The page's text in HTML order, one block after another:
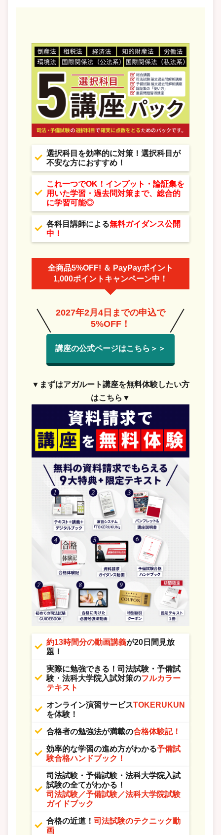
選択科目を効率的に対策！選択科目が
不安な方におすすめ！
これ一つでOK！インプット・論証集を
用いた学習・過去問対策まで、総合的
に学習可能◎
各科目講師による無料ガイダンス公開
中！
全商品5%OFF! ＆ PayPayポイント
1,000ポイントキャンペーン中！
2027年2月4日までの申込で
5%OFF！
講座の公式ページはこちら＞＞
▼まずはアガルート講座を無料体験したい方
はこちら▼
約13時間分の動画講義が20日間見放
題！
実際に勉強できる！司法試験・予備試
験・法科大学院入試対策のフルカラー
テキスト
オンライン演習サービスTOKERUKUN
を体験！
合格者の勉強法が満載の合格体験記！
効率的な学習の進め方がわかる予備試
験合格ハンドブック！
司法試験・予備試験・法科大学院入試
試験の全てがわかる！
司法試験／予備試験／法科大学院試験
ガイドブック
合格の近道！ 司法試験のテクニック動
画